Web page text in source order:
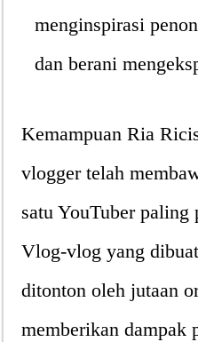
menginspirasi
dan berani
Kemampuan Ria
vlogger telah
satu YouTuber
Vlog-vlog yang
ditonton oleh jutaan
memberikan dampak